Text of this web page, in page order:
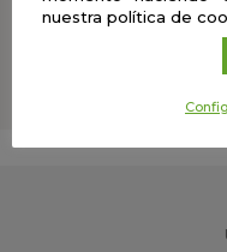
nuestra política de